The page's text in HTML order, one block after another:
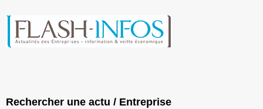
Rechercher une actu / Entreprise